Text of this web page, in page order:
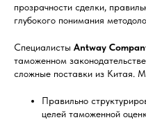
прозрачности сделки,
глубокого понимания
Специалисты Antway
таможенном
сложные поставки из Китая.
Правильно
целей таможенной